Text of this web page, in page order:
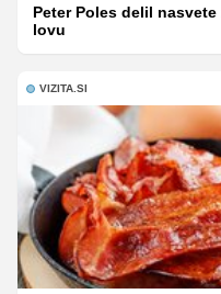
Peter Poles delil
lovu
VIZITA.SI